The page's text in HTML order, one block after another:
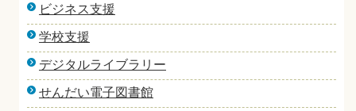
ビジネス支援
学校支援
デジタルライブラリー
せんだい電子図書館